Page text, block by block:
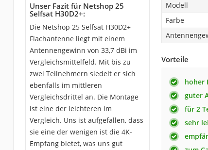
Unser Fazit für Netshop 25
Selfsat H30D2+:
Die Netshop 25 Selfsat H30D2+
Flachantenne liegt mit einem
Antennengewinn von 33,7 dBi im
Vergleichsmittelfeld. Mit bis zu
zwei Teilnehmern siedelt er sich
ebenfalls im mittleren
Vergleichsdrittel an. Die Montage
ist eine der leichteren im
Vergleich. Uns ist aufgefallen, dass
sie eine der wenigen ist die 4K-
Empfang bietet, was uns gut
Modell
Farbe
Vorteile
hoher
guter
für 2
sehr